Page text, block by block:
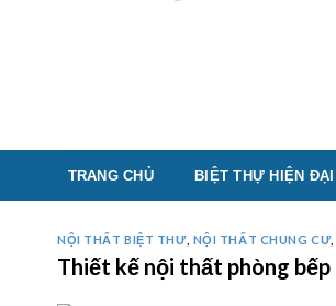
TRANG CHỦ BIỆT THỰ HIỆN ĐẠI
NỘI THẤT BIỆT THƯ NỘI THẤT CHUNG CƯ
Thiết kế nội thất phòng